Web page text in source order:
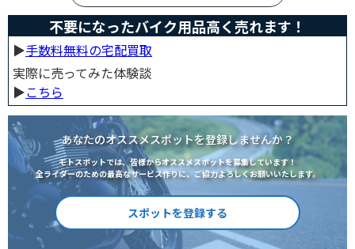
不要になったバイク用品高く売れます！
▶︎手数料無料の宅配買取
実際に売ってみた体験談
▶︎こちら
あなたのオススメスポットを登録しませんか？
モトスポットでは、皆様からオススメスポットを募集しています！
全ライダーのための最高なサービス作りに、ご協力よろしくお願いいたします。
スポットを登録する